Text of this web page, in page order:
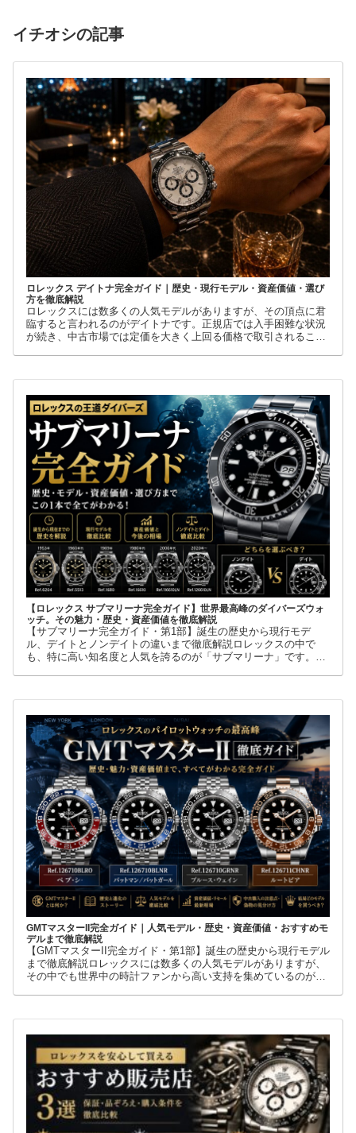
イチオシの記事
ロレックス デイトナ完全ガイド｜歴史・現行モデル・資産価値・選び
方を徹底解説
ロレックスには数多くの人気モデルがありますが、その頂点に君
臨すると言われるのがデイトナです。正規店では入手困難な状況
が続き、中古市場では定価を大きく上回る価格で取引されること
【ロレックス サブマリーナ完全ガイド】世界最高峰のダイバーズウォ
ッチ。その魅力・歴史・資産価値を徹底解説
【サブマリーナ完全ガイド・第1部】誕生の歴史から現行モデ
ル、デイトとノンデイトの違いまで徹底解説ロレックスの中で
も、特に高い知名度と人気を誇るのが「サブマリーナ」です。高
GMTマスターII完全ガイド｜人気モデル・歴史・資産価値・おすすめモ
デルまで徹底解説
【GMTマスターII完全ガイド・第1部】誕生の歴史から現行モデル
まで徹底解説ロレックスには数多くの人気モデルがありますが、
その中でも世界中の時計ファンから高い支持を集めているのが